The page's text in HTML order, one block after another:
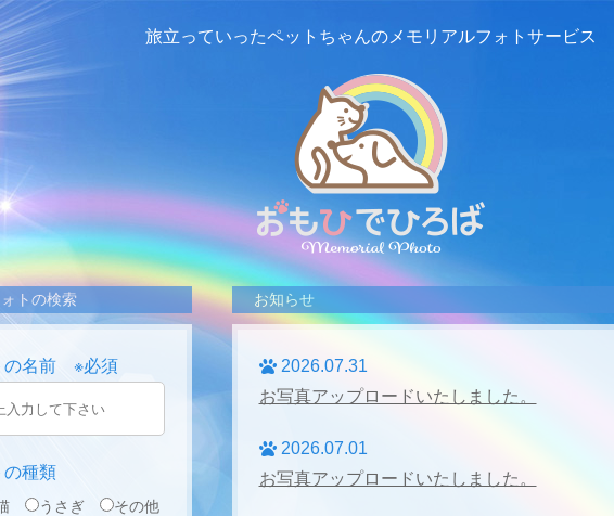
旅立っていったペットちゃんの メモリアルフォトサービス
トの検索
の名前 ※必須
の種類
うさぎ その他
お知らせ
2026.07.31
お写真アップロードいたしました。
2026.07.01
お写真アップロードいたしました。